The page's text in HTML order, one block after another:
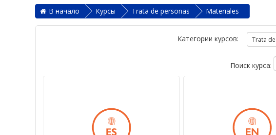
В начало Курсы Trata de personas Materiales
Категории курсов:
Поиск курса: